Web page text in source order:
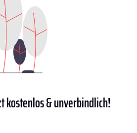
kostenlos & unverbindlich!